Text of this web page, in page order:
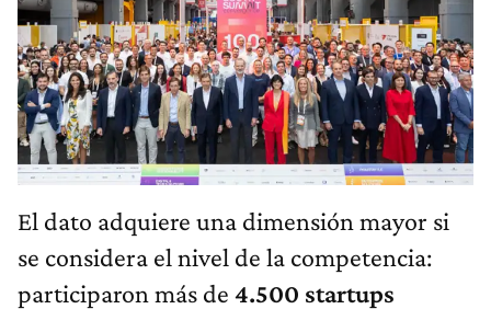
El dato adquiere una dimensión mayor si
se considera el nivel de la competencia:
participaron más de 4.500 startups